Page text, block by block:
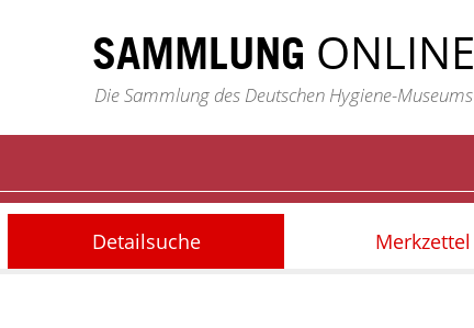
SAMMLUNG ONLINE
Die Sammlung des Deutschen Hygiene-Museums
Detailsuche Merkzettel